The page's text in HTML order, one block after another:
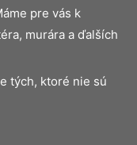
pre vás k
murára a ďalších
tých, ktoré nie sú